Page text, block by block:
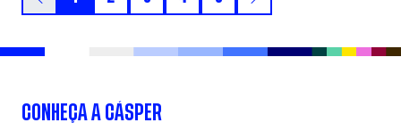
CONHEÇA A CÁSPER